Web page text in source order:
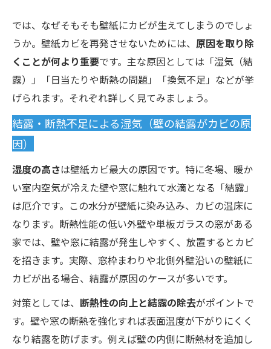
では、なぜそもそも壁紙にカビが生えてしまうのでしょ
うか。壁紙カビを再発させないためには、 原因を取り除
くことが何より重要です。主な原因としては「湿気（結
露）」「日当たりや断熱の問題」「換気不足」などが挙
げられます。それぞれ詳しく見てみましょう。
結露・断熱不足による湿気（壁の結露がカビの原
因）
湿度の高さは壁紙カビ最大の原因です。特に冬場、暖か
い室内空気が冷えた壁や窓に触れて水滴となる「結露」
は厄介です。この水分が壁紙に染み込み、カビの温床に
なります。断熱性能の低い外壁や単板ガラスの窓がある
家では、壁や窓に結露が発生しやすく、放置するとカビ
を招きます。実際、窓枠まわりや北側外壁沿いの壁紙に
カビが出る場合、結露が原因のケースが多いです。
対策としては、 断熱性の向上と結露の除去がポイントで
す。壁や窓の断熱を強化すれば表面温度が下がりにくく
なり結露を防げます。例えば壁の内側に断熱材を追加し